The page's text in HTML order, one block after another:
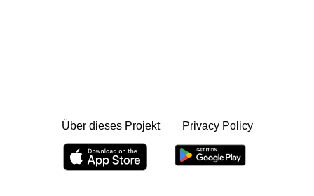
Über dieses Projekt Privacy Policy